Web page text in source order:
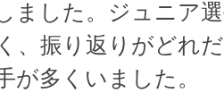
ました。ジュニア
、振り返りがどれ
が多くいました。